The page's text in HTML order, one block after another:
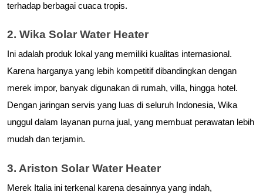
terhadap berbagai cuaca tropis.
2. Wika Solar Water Heater
Ini adalah produk lokal yang memiliki kualitas internasional.
Karena harganya yang lebih kompetitif dibandingkan dengan
merek impor, banyak digunakan di rumah, villa, hingga hotel.
Dengan jaringan servis yang luas di seluruh Indonesia, Wika
unggul dalam layanan purna jual, yang membuat perawatan lebih
mudah dan terjamin.
3. Ariston Solar Water Heater
Merek Italia ini terkenal karena desainnya yang indah,